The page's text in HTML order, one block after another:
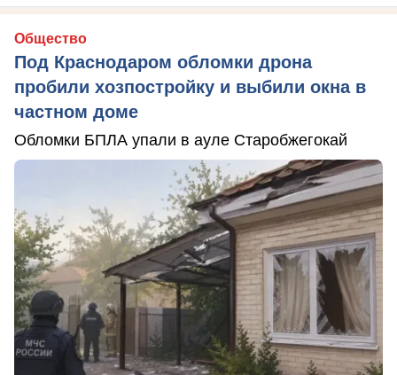
Общество
Под Краснодаром обломки дрона
пробили хозпостройку и выбили окна в
частном доме
Обломки БПЛА упали в ауле Старобжегокай